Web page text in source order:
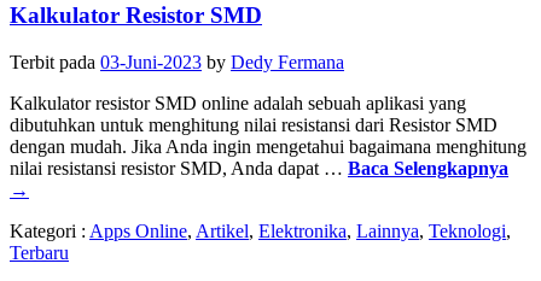
Kalkulator Resistor SMD
Terbit pada 03-Juni-2023 by Dedy Fermana
Kalkulator resistor SMD online adalah sebuah aplikasi yang
dibutuhkan untuk menghitung nilai resistansi dari Resistor SMD
dengan mudah. Jika Anda ingin mengetahui bagaimana menghitung
nilai resistansi resistor SMD, Anda dapat … Baca Selengkapnya
→
Kategori : Apps Online, Artikel, Elektronika, Lainnya, Teknologi,
Terbaru